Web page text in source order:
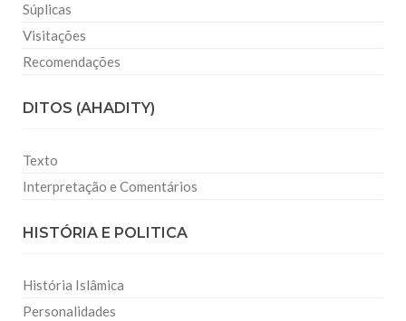
Súplicas
Visitações
Recomendações
DITOS (AHADITY)
Texto
Interpretação e Comentários
HISTÓRIA E POLITICA
História Islâmica
Personalidades